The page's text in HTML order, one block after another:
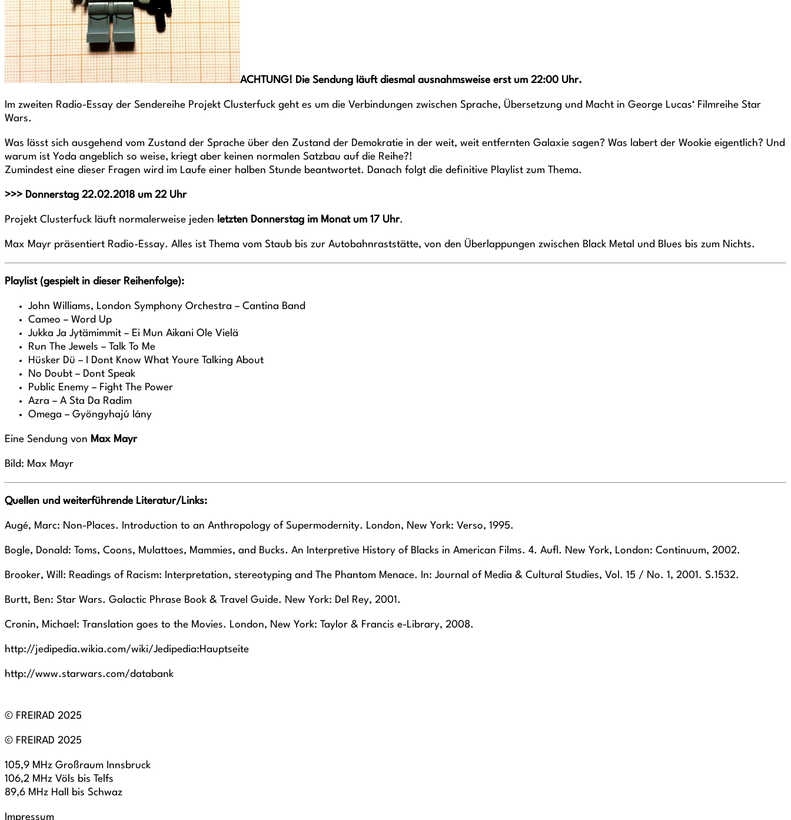
ACHTUNG! Die Sendung läuft diesmal ausnahmsweise erst um 22:00 Uhr.
Im zweiten Radio-Essay der Sendereihe Projekt Clusterfuck geht es um die Verbindungen zwischen Sprache, Übersetzung und Macht in George Lucas‘ Filmreihe Star
Wars.
Was lässt sich ausgehend vom Zustand der Sprache über den Zustand der Demokratie in der weit, weit entfernten Galaxie sagen? Was labert der Wookie eigentlich? Und
warum ist Yoda angeblich so weise, kriegt aber keinen normalen Satzbau auf die Reihe?!
Zumindest eine dieser Fragen wird im Laufe einer halben Stunde beantwortet. Danach folgt die definitive Playlist zum Thema.
>>> Donnerstag 22.02.2018 um 22 Uhr
Projekt Clusterfuck läuft normalerweise jeden letzten Donnerstag im Monat um 17 Uhr.
Max Mayr präsentiert Radio-Essay. Alles ist Thema vom Staub bis zur Autobahnraststätte, von den Überlappungen zwischen Black Metal und Blues bis zum Nichts.
Playlist (gespielt in dieser Reihenfolge):
John Williams, London Symphony Orchestra – Cantina Band
Cameo – Word Up
Jukka Ja Jytämimmit – Ei Mun Aikani Ole Vielä
Run The Jewels – Talk To Me
Hüsker Dü – I Dont Know What Youre Talking About
No Doubt – Dont Speak
Public Enemy – Fight The Power
Azra – A Sta Da Radim
Omega – Gyöngyhajú lány
Eine Sendung von Max Mayr
Bild: Max Mayr
Quellen und weiterführende Literatur/Links:
Augé, Marc: Non-Places. Introduction to an Anthropology of Supermodernity. London, New York: Verso, 1995.
Bogle, Donald: Toms, Coons, Mulattoes, Mammies, and Bucks. An Interpretive History of Blacks in American Films. 4. Aufl. New York, London: Continuum, 2002.
Brooker, Will: Readings of Racism: Interpretation, stereotyping and The Phantom Menace. In: Journal of Media & Cultural Studies, Vol. 15 / No. 1, 2001. S.1532.
Burtt, Ben: Star Wars. Galactic Phrase Book & Travel Guide. New York: Del Rey, 2001.
Cronin, Michael: Translation goes to the Movies. London, New York: Taylor & Francis e-Library, 2008.
http://jedipedia.wikia.com/wiki/Jedipedia:Hauptseite
http://www.starwars.com/databank
© FREIRAD 2025
© FREIRAD 2025
105,9 MHz Großraum Innsbruck
106,2 MHz Völs bis Telfs
89,6 MHz Hall bis Schwaz
Impressum